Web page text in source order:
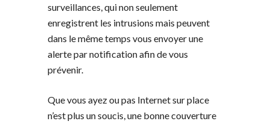
surveillances, qui non seulement
enregistrent les intrusions mais peuvent
dans le même temps vous envoyer une
alerte par notification afin de vous
prévenir.
Que vous ayez ou pas Internet sur place
n’est plus un soucis, une bonne couverture